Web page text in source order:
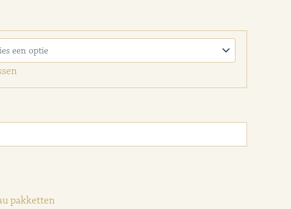
pakketten